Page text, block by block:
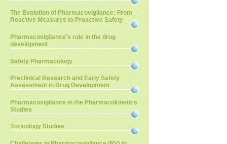
The Evolution of Pharmacovigilance: From
Reactive Measures to Proactive Safety
Pharmacovigilance's role in the drug
development
Safety Pharmacology
Preclinical Research and Early Safety
Assessment in Drug Development
Pharmacovigilance in the Pharmacokinetics
Studies
Toxicology Studies